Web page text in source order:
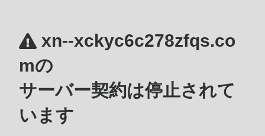
xn--xckyc6c278zfqs.co
mの
サーバー契約は停止されて
います